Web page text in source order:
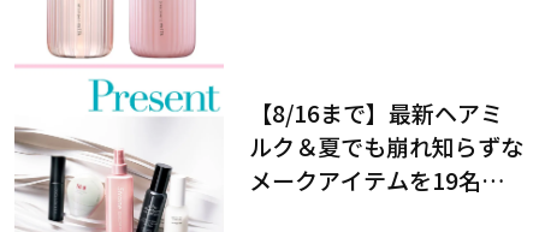
【8/16まで】最新ヘアミ
ルク＆夏でも崩れ知らずな
メークアイテムを19名様